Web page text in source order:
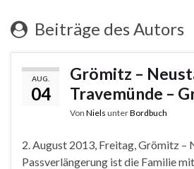
Beiträge des Autors
AUG.
04
Grömitz –
Travemünde –
Von Niels unterBordbuch
2. August 2013, Freitag, Grömitz –
Passverlängerung ist die Familie